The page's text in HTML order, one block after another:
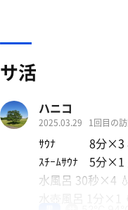
サ活
ハニコ
2025.03.29 1回目の
ｻｳﾅ 8分×3
ｽﾁｰﾑｻｳﾅ 5分
水風呂 30秒×4 💧
水壺風呂 1分×1 ⚱️